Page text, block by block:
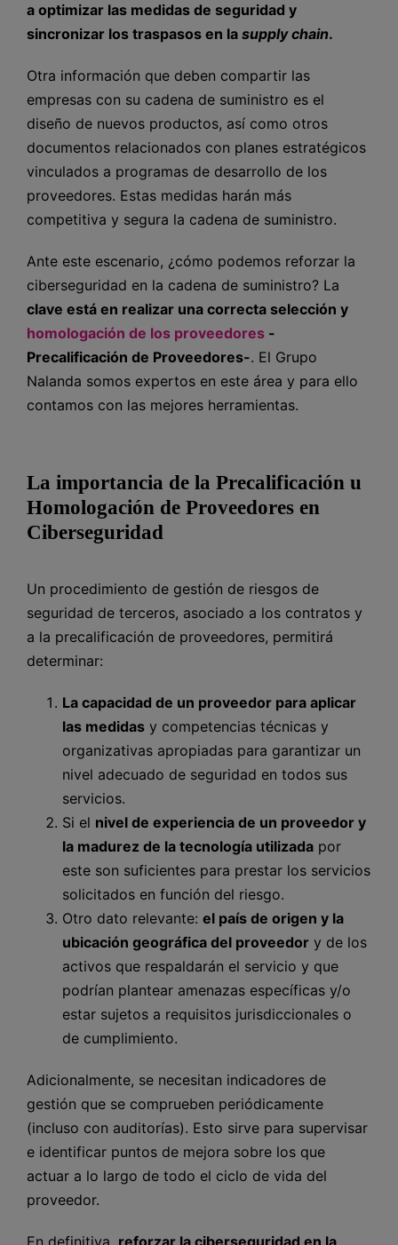
a optimizar las medidas de seguridad y
sincronizar los traspasos en la supply chain.
Otra información que deben compartir las
empresas con su cadena de suministro es el
diseño de nuevos productos, así como otros
documentos relacionados con planes estratégicos
vinculados a programas de desarrollo de los
proveedores. Estas medidas harán más
competitiva y segura la cadena de suministro.
Ante este escenario, ¿cómo podemos reforzar la
ciberseguridad en la cadena de suministro? La
clave está en realizar una correcta selección y
homologación de los proveedores -
Precalificación de Proveedores-. El Grupo
Nalanda somos expertos en este área y para ello
contamos con las mejores herramientas.
La importancia de la Precalificación u
Homologación de Proveedores en
Ciberseguridad
Un procedimiento de gestión de riesgos de
seguridad de terceros, asociado a los contratos y
a la precalificación de proveedores, permitirá
determinar:
La capacidad de un proveedor para aplicar
las medidas y competencias técnicas y
organizativas apropiadas para garantizar un
nivel adecuado de seguridad en todos sus
servicios.
Si el nivel de experiencia de un proveedor y
la madurez de la tecnología utilizada por
este son suficientes para prestar los servicios
solicitados en función del riesgo.
Otro dato relevante: el país de origen y la
ubicación geográfica del proveedor y de los
activos que respaldarán el servicio y que
podrían plantear amenazas específicas y/o
estar sujetos a requisitos jurisdiccionales o
de cumplimiento.
Adicionalmente, se necesitan indicadores de
gestión que se comprueben periódicamente
(incluso con auditorías). Esto sirve para supervisar
e identificar puntos de mejora sobre los que
actuar a lo largo de todo el ciclo de vida del
proveedor.